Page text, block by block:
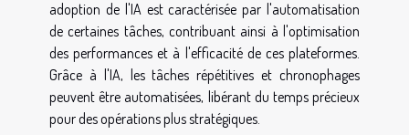
adoption de l'IA est caractérisée par l'automatisation
de certaines tâches, contribuant ainsi à l'optimisation
des performances et à l'efficacité de ces plateformes.
Grâce à l'IA, les tâches répétitives et chronophages
peuvent être automatisées, libérant du temps précieux
pour des opérations plus stratégiques.